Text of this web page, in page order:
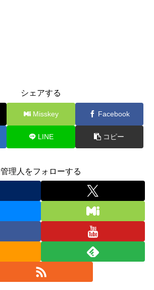
シェアする
Misskey Facebook
LINE コピー
管理人をフォローする